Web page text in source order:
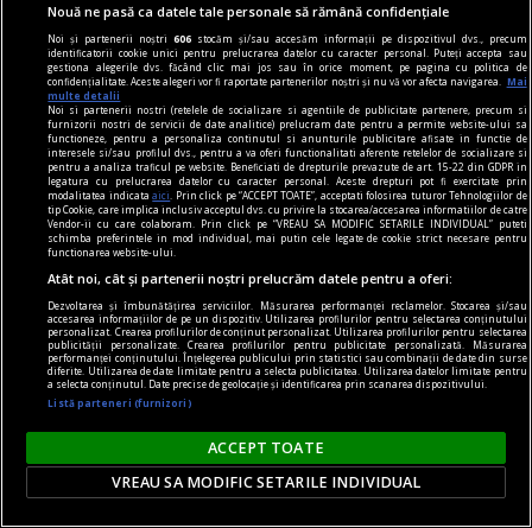
neîncetat. Importanța lui în
lume nu mai este discutabilă,
ci o realitate certă, cel puțin
pentru el însuși. La fel și
frumusețea lui, cînd se
privește pe sine în propria
oglindă cu atît de multă
dragoste. Posesia de sine a
viitorului individ postmodern
pare a fi totală. Sigur că nu
este decît o altă realitate
subiectivă, dar ce mai
contează, de vreme ce acesta
este adevărul lui, o lume doar
pentru sine, construită după
chipul și asemănarea lui, un
univers doar pentru sine.
Nouă ne pasă ca datele tale personale să rămână confidențiale
Noi și partenerii noștri606 stocăm și/sau accesăm informații pe dispozitivul dvs., precum
identificatorii cookie unici pentru prelucrarea datelor cu caracter personal. Puteți accepta sau
gestiona alegerile dvs. făcând clic mai jos sau în orice moment, pe pagina cu politica de
confidențialitate. Aceste alegeri vor fi raportate partenerilor noștri și nu vă vor afecta navigarea.
Mai
multe detalii
Noi si partenerii nostri (retelele de socializare si agentiile de publicitate partenere, precum si
furnizorii nostri de servicii de date analitice) prelucram date pentru a permite website-ului sa
functioneze, pentru a personaliza continutul si anunturile publicitare afisate in functie de
interesele si/sau profilul dvs., pentru a va oferi functionalitati aferente retelelor de socializare si
pentru a analiza traficul pe website. Beneficiati de drepturile prevazute de art. 15-22 din GDPR in
legatura cu prelucrarea datelor cu caracter personal. Aceste drepturi pot fi exercitate prin
modalitatea indicataaici
. Prin click pe “ACCEPT TOATE”, acceptati folosirea tuturor Tehnologiilor de
tip Cookie, care implica inclusiv acceptul dvs. cu privire la stocarea/accesarea informatiilor de catre
Vendor-ii cu care colaboram. Prin click pe “VREAU SA MODIFIC SETARILE INDIVIDUAL” puteti
schimba preferintele in mod individual, mai putin cele legate de cookie strict necesare pentru
functionarea website-ului.
Atât noi, cât și partenerii noștri prelucrăm datele pentru a oferi:
Dezvoltarea și îmbunătățirea serviciilor. Măsurarea performanței reclamelor. Stocarea și/sau
accesarea informațiilor de pe un dispozitiv. Utilizarea profilurilor pentru selectarea conținutului
personalizat. Crearea profilurilor de conținut personalizat. Utilizarea profilurilor pentru selectarea
publicității personalizate. Crearea profilurilor pentru publicitate personalizată. Măsurarea
performanței conținutului. Înțelegerea publicului prin statistici sau combinații de date din surse
diferite. Utilizarea de date limitate pentru a selecta publicitatea. Utilizarea datelor limitate pentru
a selecta conținutul. Date precise de geolocație și identificarea prin scanarea dispozitivului.
Listă parteneri (furnizori)
ACCEPT TOATE
VREAU SA MODIFIC SETARILE INDIVIDUAL